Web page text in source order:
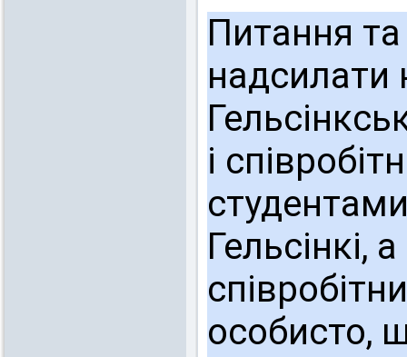
Питання
надсилати
і
Гельсінкі,
особисто,